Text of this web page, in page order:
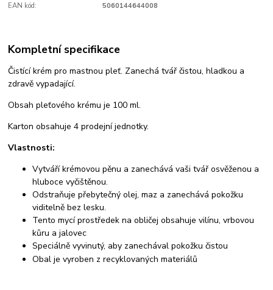
EAN kód:
5060144644008
Kompletní specifikace
Čistící krém pro mastnou pleť. Zanechá tvář čistou, hladkou a
zdravě vypadající.
Obsah pleťového krému je 100 ml.
Karton obsahuje 4 prodejní jednotky.
Vlastnosti:
Vytváří krémovou pěnu a zanechává vaši tvář osvěženou a
hluboce vyčištěnou.
Odstraňuje přebytečný olej, maz a zanechává pokožku
viditelně bez lesku.
Tento mycí prostředek na obličej obsahuje vilínu, vrbovou
kůru a jalovec
Speciálně vyvinutý, aby zanechával pokožku čistou
Obal je vyroben z recyklovaných materiálů